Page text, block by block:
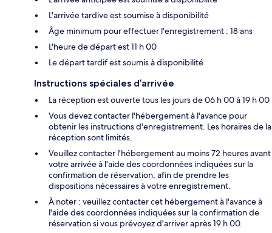
L'arrivée tardive est soumise à disponibilité
Âge minimum pour effectuer l'enregistrement : 18 ans
L'heure de départ est 11 h 00
Le départ tardif est soumis à disponibilité
Instructions spéciales d’arrivée
La réception est ouverte tous les jours de 06 h 00 à 19 h 00
Vous devez contacter l'hébergement à l'avance pour
obtenir les instructions d'enregistrement. Les horaires de la
réception sont limités.
Veuillez contacter l'hébergement au moins 72 heures avant
votre arrivée à l'aide des coordonnées indiquées sur la
confirmation de réservation, afin de prendre les
dispositions nécessaires à votre enregistrement.
À noter : veuillez contacter cet hébergement à l'avance à
l'aide des coordonnées indiquées sur la confirmation de
réservation si vous prévoyez d'arriver après 19 h 00.